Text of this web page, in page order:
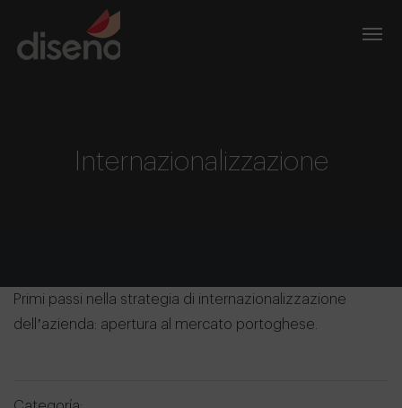
Internazionalizzazione
Primi passi nella strategia di internazionalizzazione
dell’azienda: apertura al mercato portoghese.